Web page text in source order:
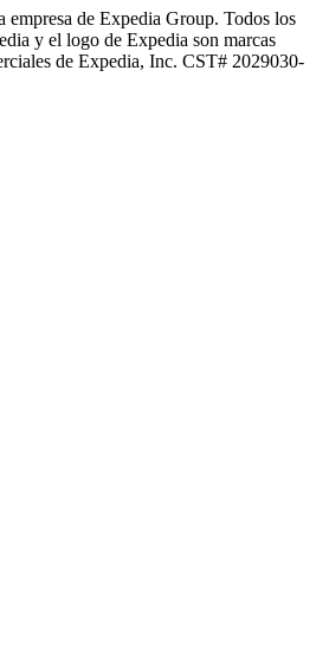
de Expedia Group. Todos los
y el logo de Expedia son marcas
de Expedia, Inc. CST# 2029030-